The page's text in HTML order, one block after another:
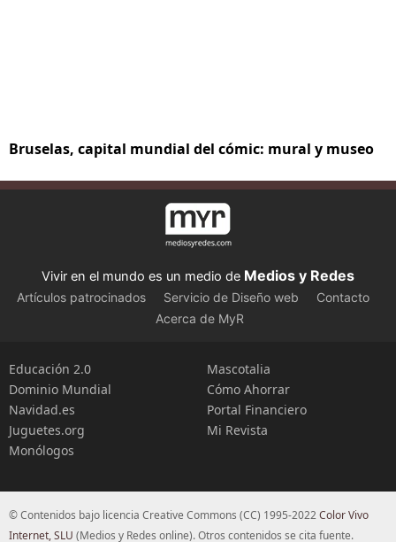
Bruselas, capital mundial del cómic: mural y museo
Vivir en el mundo es un medio de Medios y Redes
Artículos patrocinados Servicio de Diseño web
Contacto
Acerca de MyR
Educación 2.0
Dominio Mundial
Navidad.es
Juguetes.org
Monólogos
Mascotalia
Cómo Ahorrar
Portal Financiero
Mi Revista
© Contenidos bajo licencia Creative Commons (CC) 1995-2022Color Vivo
Internet, SLU (Medios y Redes online). Otros contenidos se cita fuente.